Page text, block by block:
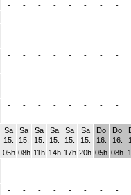
- - - - - - -
-
- - - - - - -
-
- - - - - - -
-
Sa
15.
Sa
15.
Sa
15.
Sa
15.
Sa
15.
Sa
15.
Do
16.
Do
16.
05h 08h 11h 14h 17h 20h 05h 08h
- - - - - - -
-